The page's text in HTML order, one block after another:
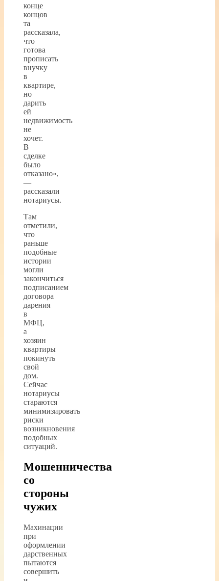
конце
концов
та
рассказала,
что
готова
прописать
внучку
в
квартире,
но
дарить
ей
недвижимость
не
хочет.
В
сделке
было
отказано»,
—
рассказали
нотариусы.
Там
отметили,
что
раньше
подобные
истории
могли
закончиться
подписанием
договора
дарения
в
МФЦ,
а
хозяин
квартиры
покинуть
свой
дом.
Сейчас
нотариусы
стараются
минимизировать
риски
возникновения
подобных
ситуаций.
Мошенничества
со
стороны
чужих
Махинации
при
оформлении
дарственных
пытаются
совершить